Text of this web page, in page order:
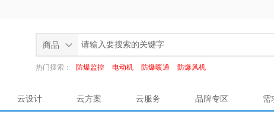
商品
热门搜索： 防爆监控 电动机 防爆暖通 防爆风机
云设计 云方案 云服务 品牌专区 需